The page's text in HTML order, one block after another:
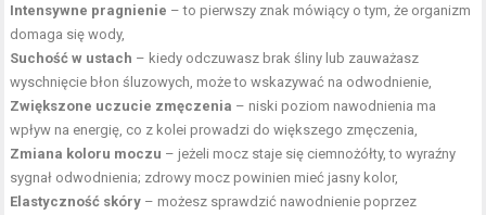
Intensywne pragnienie – to pierwszy znak mówiący o tym, że organizm
domaga się wody,
Suchość w ustach – kiedy odczuwasz brak śliny lub zauważasz
wyschnięcie błon śluzowych, może to wskazywać na odwodnienie,
Zwiększone uczucie zmęczenia – niski poziom nawodnienia ma
wpływ na energię, co z kolei prowadzi do większego zmęczenia,
Zmiana koloru moczu – jeżeli mocz staje się ciemnożółty, to wyraźny
sygnał odwodnienia; zdrowy mocz powinien mieć jasny kolor,
Elastyczność skóry – możesz sprawdzić nawodnienie poprzez